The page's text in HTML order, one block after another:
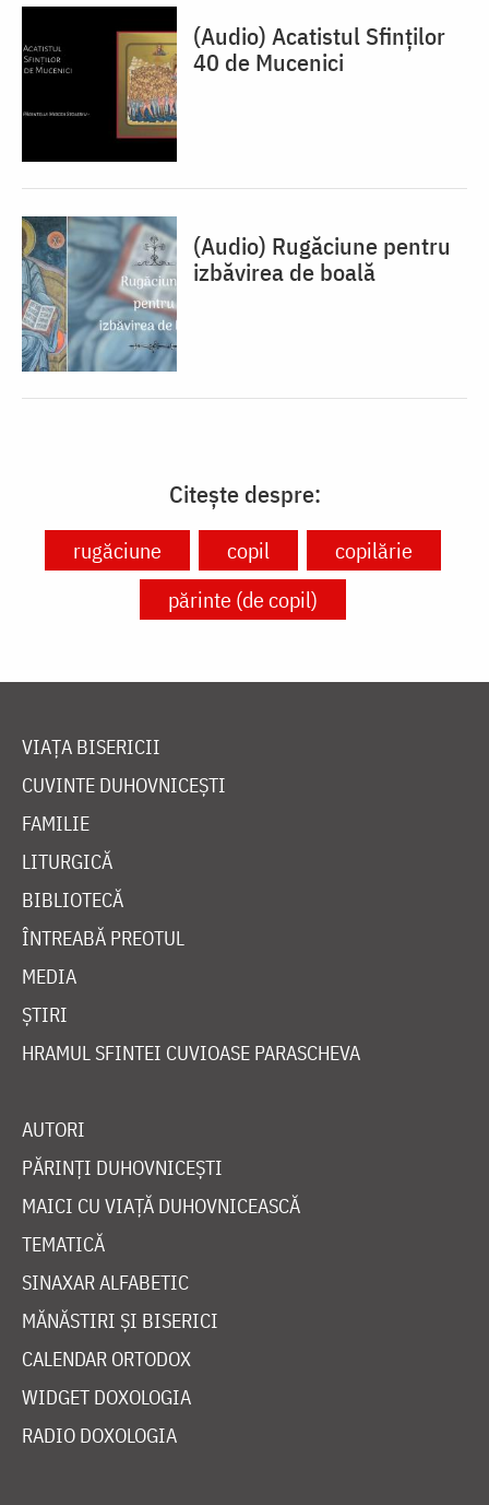
(Audio) Acatistul Sfinților
40 de Mucenici
(Audio) Rugăciune pentru
izbăvirea de boală
Citește despre:
rugăciune copil
copilărie
părinte (de copil)
VIAȚA BISERICII
CUVINTE DUHOVNICEȘTI
FAMILIE
LITURGICĂ
BIBLIOTECĂ
ÎNTREABĂ PREOTUL
MEDIA
ȘTIRI
HRAMUL SFINTEI CUVIOASE PARASCHEVA
AUTORI
PĂRINȚI DUHOVNICEȘTI
MAICI CU VIAȚĂ DUHOVNICEASCĂ
TEMATICĂ
SINAXAR ALFABETIC
MĂNĂSTIRI ȘI BISERICI
CALENDAR ORTODOX
WIDGET DOXOLOGIA
RADIO DOXOLOGIA